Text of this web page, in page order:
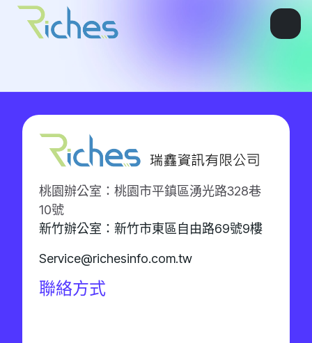
桃園辦公室：桃園市平鎮區湧光路328巷
10號
新竹辦公室：新竹市東區自由路69號9樓
Service@richesinfo.com.tw
聯絡方式